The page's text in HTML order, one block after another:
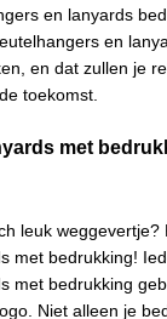
en lanyards
en
en dat zullen je
toekomst.
met
leuk weggevertje?
met bedrukking!
met bedrukking
Niet alleen je